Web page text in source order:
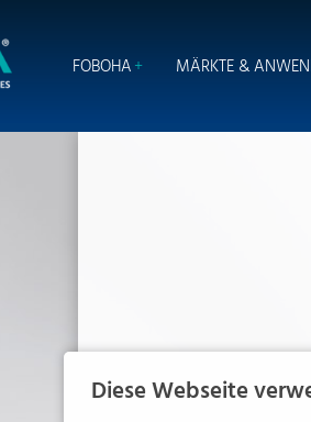
FOBOHA
MÄRKTE &
Diese Webseite